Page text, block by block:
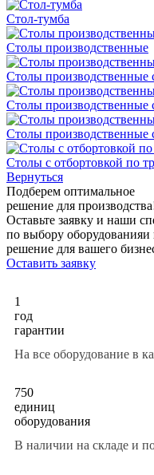
Стол-тумба
Столы производственные
Столы производственные
Столы производственные
Столы
Столы с отбортовкой по
Вернуться
Подберем оптимальное
решение для
Оставьте заявку и наши
по выбору оборудованияи
решение для вашего
Оставить заявку
1
год
гарантии
На все оборудование в
750
единиц
оборудования
В наличии на складе и